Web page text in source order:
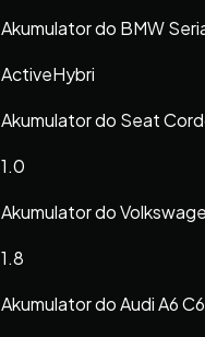
Akumulator do BMW
ActiveHybri
Akumulator do Seat
1.0
Akumulator do
1.8
Akumulator do Audi A6